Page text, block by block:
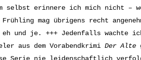
selbst erinnere ich mich nicht
mag übrigens recht
und je. +++ Jedenfalls wachte
aus dem Vorabendkrimi Der Alte
Serie nie leidenschaftlich